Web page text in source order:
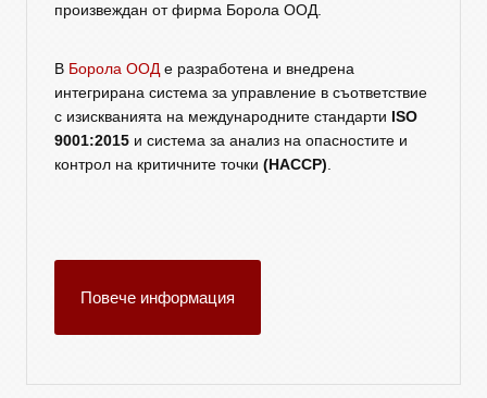
произвеждан от фирма Борола ООД.
В Борола ООДе разработена и внедрена
интегрирана система за управление в съответствие
с изискванията на международните стандарти ISO
9001:2015 и система за анализ на опасностите и
контрол на критичните точки (HACCP).
Повече информация